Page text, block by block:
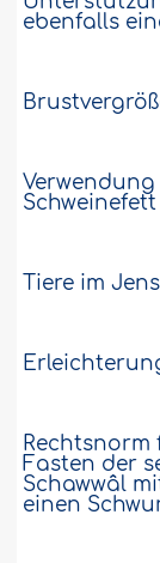
ebenfalls
Tiere im
Rechtsnorm
Fasten der
Schawwâl
einen